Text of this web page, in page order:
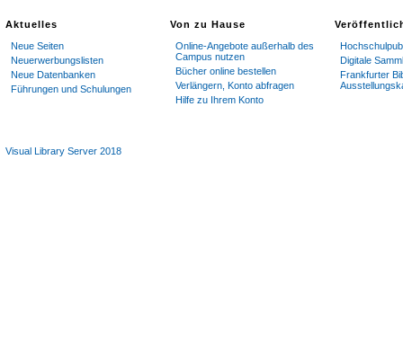
Aktuelles
Neue Seiten
Neuerwerbungslisten
Neue Datenbanken
Führungen und Schulungen
Von zu Hause
Online-Angebote außerhalb des
Campus nutzen
Bücher online bestellen
Verlängern, Konto abfragen
Hilfe zu Ihrem Konto
Digitale
Frankfurter
Visual Library Server 2018